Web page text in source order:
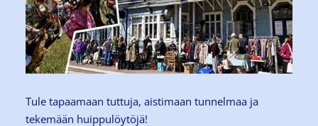
Tule tapaamaan tuttuja, aistimaan tunnelmaa ja
tekemään huippulöytöjä!